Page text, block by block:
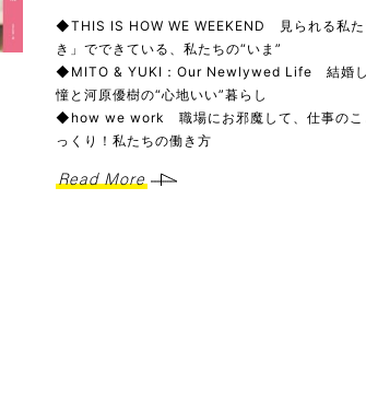
◆THIS IS HOW WE WEEKEND 見られる私た
き」でできている、私たちの“いま”
◆MITO & YUKI：Our Newlywed Life 結婚し
憧と河原優樹の“心地いい”暮らし
◆how we work 職場にお邪魔して、仕事のこ
っくり！私たちの働き方
Read More